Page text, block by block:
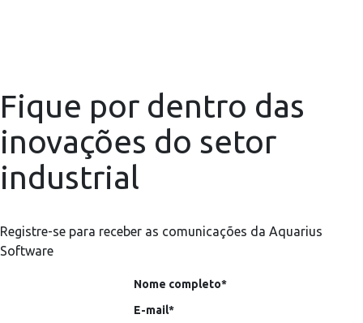
Fique por dentro das
inovações do setor
industrial
Registre-se para receber as comunicações da Aquarius
Software
Nome completo*
E-mail*